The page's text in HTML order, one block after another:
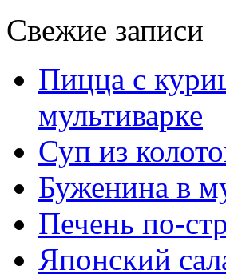
Свежие записи
Пицца с
мультиварке
Суп из
Буженина в
Печень по-
Японский